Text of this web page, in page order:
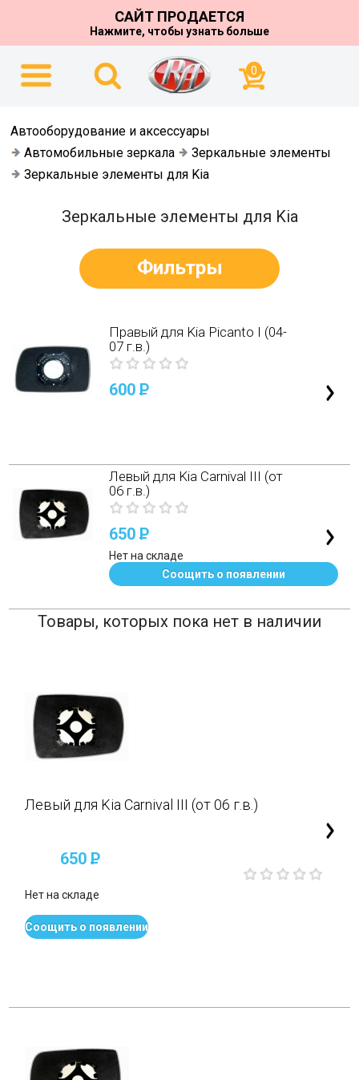
САЙТ ПРОДАЕТСЯ
Нажмите, чтобы узнать больше
0
Автооборудование и аксессуары
Автомобильные зеркала
Зеркальные элементы
Зеркальные элементы для Kia
Зеркальные элементы для Kia
Фильтры
Правый для Kia Picanto I (04-
07 г.в.)
600P
Левый для Kia Carnival III (от
06 г.в.)
650P
Нет на складе
Соощить о появлении
Товары, которых пока нет в наличии
Левый для Kia Carnival III (от 06 г.в.)
650P
Нет на складе
Соощить о появлении